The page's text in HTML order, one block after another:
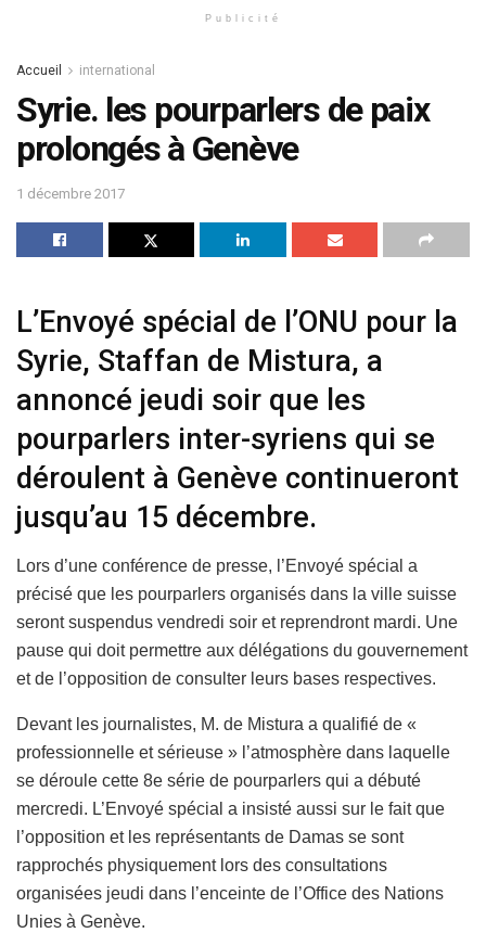
Publicité
Accueil international
Syrie. les pourparlers de paix
prolongés à Genève
1 décembre 2017
L’Envoyé spécial de l’ONU pour la
Syrie, Staffan de Mistura, a
annoncé jeudi soir que les
pourparlers inter-syriens qui se
déroulent à Genève continueront
jusqu’au 15 décembre.
Lors d’une conférence de presse, l’Envoyé spécial a
précisé que les pourparlers organisés dans la ville suisse
seront suspendus vendredi soir et reprendront mardi. Une
pause qui doit permettre aux délégations du gouvernement
et de l’opposition de consulter leurs bases respectives.
Devant les journalistes, M. de Mistura a qualifié de «
professionnelle et sérieuse » l’atmosphère dans laquelle
se déroule cette 8e série de pourparlers qui a débuté
mercredi. L’Envoyé spécial a insisté aussi sur le fait que
l’opposition et les représentants de Damas se sont
rapprochés physiquement lors des consultations
organisées jeudi dans l’enceinte de l’Office des Nations
Unies à Genève.